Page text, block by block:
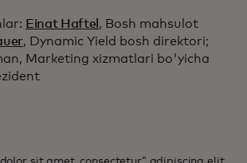
Einat Haftel , Bosh mahsulot
, Dynamic Yield bosh direktori;
Marketing xizmatlari bo'yicha